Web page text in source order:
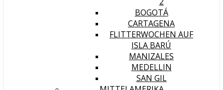
BOGOTÁ
CARTAGENA
FLITTERWOCHEN AUF
ISLA BARÚ
MANIZALES
MEDELLIN
SAN GIL